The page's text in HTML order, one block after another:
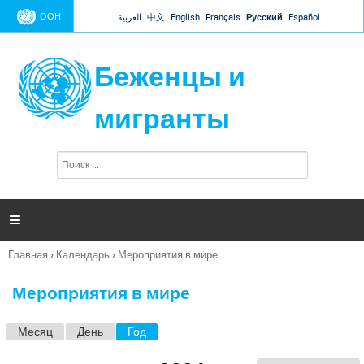
Jump to navigation
ООН العربية 中文 English Français Русский Español
Беженцы и
мигранты
п
и

Вы
Главная › Календарь › Мероприятия в мире
Мероприятия в мире
Месяц День Год